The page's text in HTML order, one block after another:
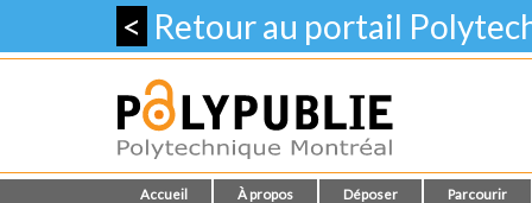
< Retour au portail
Accueil À propos Déposer Parcourir